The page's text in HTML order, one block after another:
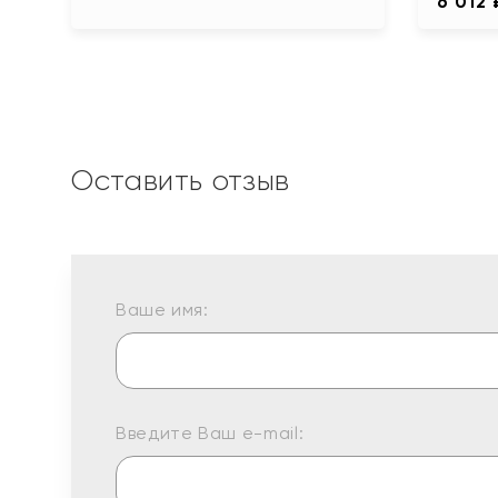
Оставить отзыв
Ваше имя:
Введите Ваш e-mail: